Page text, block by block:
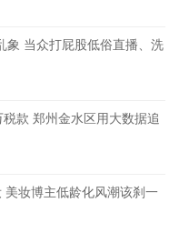
象 当众打屁股低俗直播、洗
款 郑州金水区用大数据追
妆博主低龄化风潮该刹一